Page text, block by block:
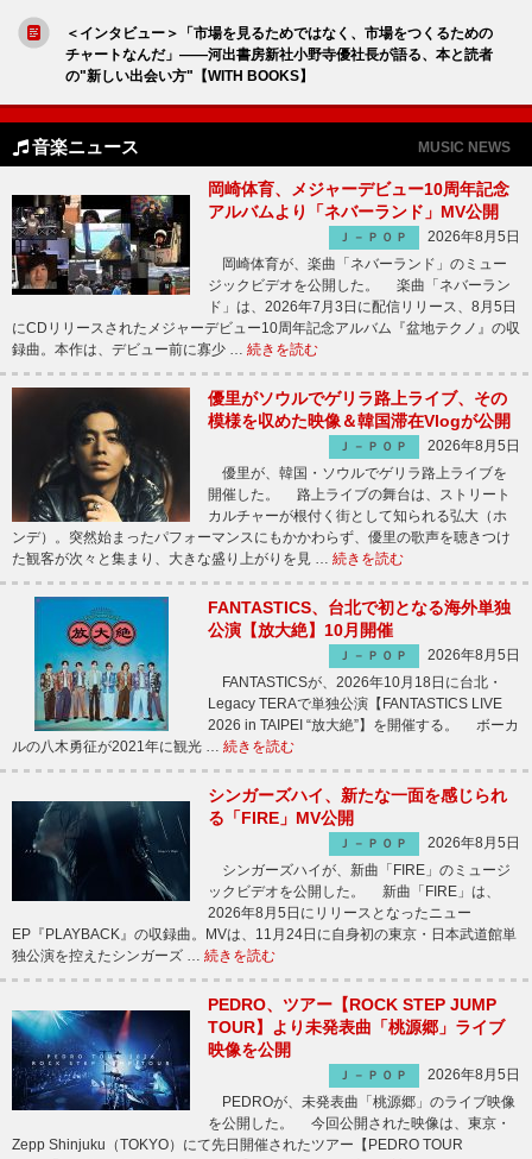
＜インタビュー＞「市場を見るためではなく、市場をつくるための
チャートなんだ」――河出書房新社小野寺優社長が語る、本と読者
の"新しい出会い方"【WITH BOOKS】
音楽ニュース MUSIC NEWS
岡崎体育、メジャーデビュー10周年記念
アルバムより「ネバーランド」MV公開
Ｊ－ＰＯＰ
2026年8月5日
岡崎体育が、楽曲「ネバーランド」のミュー
ジックビデオを公開した。 楽曲「ネバーラン
ド」は、2026年7月3日に配信リリース、8月5日
にCDリリースされたメジャーデビュー10周年記念アルバム『盆地テクノ』の収
録曲。本作は、デビュー前に寡少 … 続きを読む
優里がソウルでゲリラ路上ライブ、その
模様を収めた映像＆韓国滞在Vlogが公開
Ｊ－ＰＯＰ
2026年8月5日
優里が、韓国・ソウルでゲリラ路上ライブを
開催した。 路上ライブの舞台は、ストリート
カルチャーが根付く街として知られる弘大（ホ
ンデ）。突然始まったパフォーマンスにもかかわらず、優里の歌声を聴きつけ
た観客が次々と集まり、大きな盛り上がりを見 … 続きを読む
FANTASTICS、台北で初となる海外単独
公演【放大絶】10月開催
Ｊ－ＰＯＰ
2026年8月5日
FANTASTICSが、2026年10月18日に台北・
Legacy TERAで単独公演【FANTASTICS LIVE
2026 in TAIPEI “放大絶”】を開催する。 ボーカ
ルの八木勇征が2021年に観光 … 続きを読む
シンガーズハイ、新たな一面を感じられ
る「FIRE」MV公開
Ｊ－ＰＯＰ
2026年8月5日
シンガーズハイが、新曲「FIRE」のミュージ
ックビデオを公開した。 新曲「FIRE」は、
2026年8月5日にリリースとなったニュー
EP『PLAYBACK』の収録曲。MVは、11月24日に自身初の東京・日本武道館単
独公演を控えたシンガーズ … 続きを読む
PEDRO、ツアー【ROCK STEP JUMP
TOUR】より未発表曲「桃源郷」ライブ
映像を公開
Ｊ－ＰＯＰ
2026年8月5日
PEDROが、未発表曲「桃源郷」のライブ映像
を公開した。 今回公開された映像は、東京・
Zepp Shinjuku（TOKYO）にて先日開催されたツアー【PEDRO TOUR